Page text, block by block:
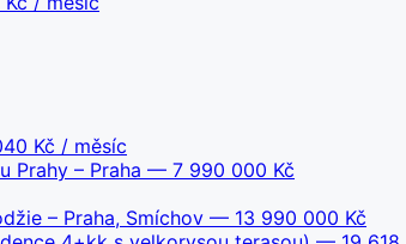
Kč / měsíc
Prahy – Praha — 7 990 000 Kč
– Praha, Smíchov — 13 990 000 Kč